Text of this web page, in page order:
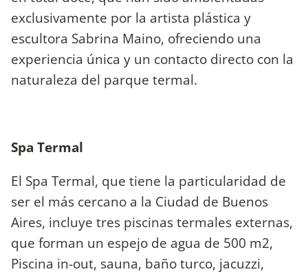
exclusivamente por la artista plástica y
escultora Sabrina Maino, ofreciendo una
experiencia única y un contacto directo con la
naturaleza del parque termal.
Spa Termal
El Spa Termal, que tiene la particularidad de
ser el más cercano a la Ciudad de Buenos
Aires, incluye tres piscinas termales externas,
que forman un espejo de agua de 500 m2,
Piscina in-out, sauna, baño turco, jacuzzi,